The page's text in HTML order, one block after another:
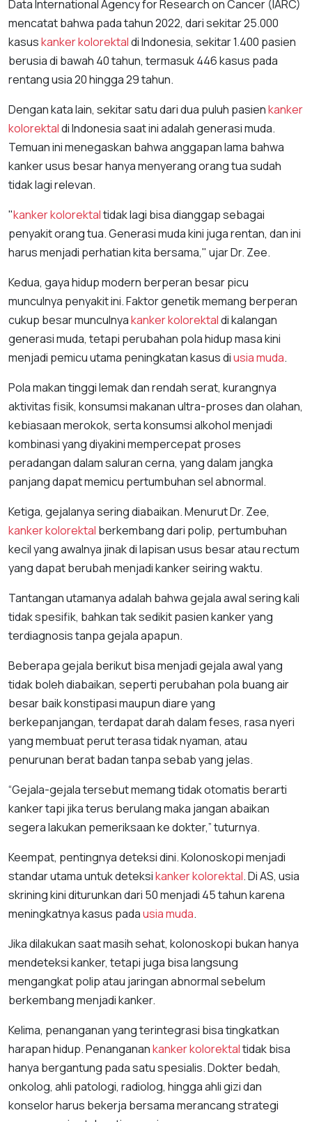
Data International Agency for Research on Cancer (IARC)
mencatat bahwa pada tahun 2022, dari sekitar 25.000
kasuskanker kolorektaldi Indonesia, sekitar 1.400 pasien
berusia di bawah 40 tahun, termasuk 446 kasus pada
rentang usia 20 hingga 29 tahun.
Dengan kata lain, sekitar satu dari dua puluh pasienkanker
kolorektaldi Indonesia saat ini adalah generasi muda.
Temuan ini menegaskan bahwa anggapan lama bahwa
kanker usus besar hanya menyerang orang tua sudah
tidak lagi relevan.
"kanker kolorektaltidak lagi bisa dianggap sebagai
penyakit orang tua. Generasi muda kini juga rentan, dan ini
harus menjadi perhatian kita bersama," ujar Dr. Zee.
Kedua, gaya hidup modern berperan besar picu
munculnya penyakit ini. Faktor genetik memang berperan
cukup besar munculnyakanker kolorektaldi kalangan
generasi muda, tetapi perubahan pola hidup masa kini
menjadi pemicu utama peningkatan kasus diusia muda.
Pola makan tinggi lemak dan rendah serat, kurangnya
aktivitas fisik, konsumsi makanan ultra-proses dan olahan,
kebiasaan merokok, serta konsumsi alkohol menjadi
kombinasi yang diyakini mempercepat proses
peradangan dalam saluran cerna, yang dalam jangka
panjang dapat memicu pertumbuhan sel abnormal.
Ketiga, gejalanya sering diabaikan. Menurut Dr. Zee,
kanker kolorektal berkembang dari polip, pertumbuhan
kecil yang awalnya jinak di lapisan usus besar atau rectum
yang dapat berubah menjadi kanker seiring waktu.
Tantangan utamanya adalah bahwa gejala awal sering kali
tidak spesifik, bahkan tak sedikit pasien kanker yang
terdiagnosis tanpa gejala apapun.
Beberapa gejala berikut bisa menjadi gejala awal yang
tidak boleh diabaikan, seperti perubahan pola buang air
besar baik konstipasi maupun diare yang
berkepanjangan, terdapat darah dalam feses, rasa nyeri
yang membuat perut terasa tidak nyaman, atau
penurunan berat badan tanpa sebab yang jelas.
“Gejala-gejala tersebut memang tidak otomatis berarti
kanker tapi jika terus berulang maka jangan abaikan
segera lakukan pemeriksaan ke dokter,” tuturnya.
Keempat, pentingnya deteksi dini. Kolonoskopi menjadi
standar utama untuk deteksikanker kolorektal. Di AS, usia
skrining kini diturunkan dari 50 menjadi 45 tahun karena
meningkatnya kasus padausia muda.
Jika dilakukan saat masih sehat, kolonoskopi bukan hanya
mendeteksi kanker, tetapi juga bisa langsung
mengangkat polip atau jaringan abnormal sebelum
berkembang menjadi kanker.
Kelima, penanganan yang terintegrasi bisa tingkatkan
harapan hidup. Penanganankanker kolorektaltidak bisa
hanya bergantung pada satu spesialis. Dokter bedah,
onkolog, ahli patologi, radiolog, hingga ahli gizi dan
konselor harus bekerja bersama merancang strategi